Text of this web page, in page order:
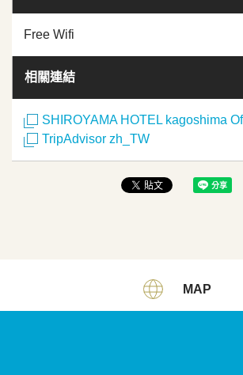
Free Wifi
相關連結
SHIROYAMA HOTEL kagoshima
TripAdvisor zh_TW
MAP